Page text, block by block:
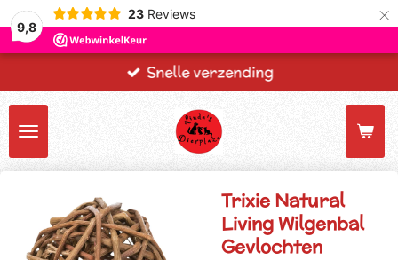
9,8
23 Reviews ×
Snelle verzending
Trixie Natural
Living Wilgenbal
Gevlochten